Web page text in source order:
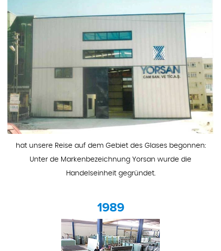
hat unsere Reise auf dem Gebiet des Glases begonnen:
Unter de Markenbezeichnung Yorsan wurde die
Handelseinheit gegründet.
1989